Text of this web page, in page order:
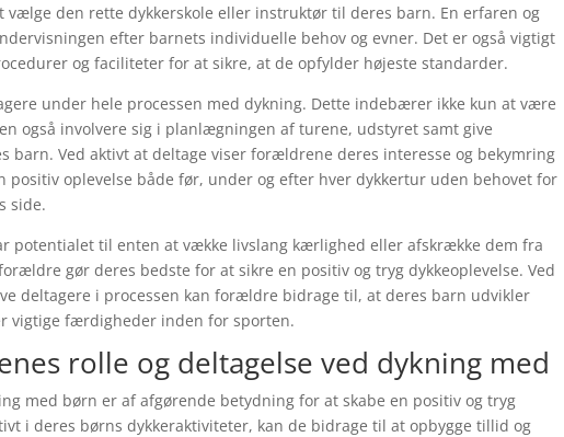
den rette dykkerskole eller instruktør til deres barn. En erfaren og
efter barnets individuelle behov og evner. Det er også vigtigt
og faciliteter for at sikre, at de opfylder højeste standarder.
under hele processen med dykning. Dette indebærer ikke kun at være
også involvere sig i planlægningen af turene, udstyret samt give
barn. Ved aktivt at deltage viser forældrene deres interesse og bekymring
oplevelse både før, under og efter hver dykkertur uden behovet for
side.
potentialet til enten at vække livslang kærlighed eller afskrække dem fra
gør deres bedste for at sikre en positiv og tryg dykkeoplevelse. Ved
deltagere i processen kan forældre bidrage til, at deres barn udvikler
vigtige færdigheder inden for sporten.
rolle og deltagelse ved dykning med
med børn er af afgørende betydning for at skabe en positiv og tryg
i deres børns dykkeraktiviteter, kan de bidrage til at opbygge tillid og